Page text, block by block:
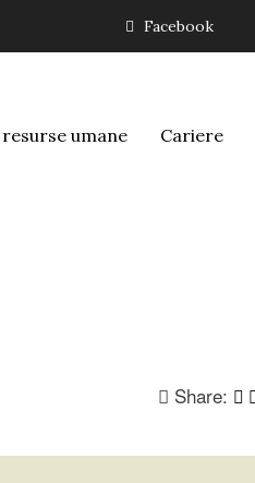
Facebook
umane Cariere
Share: